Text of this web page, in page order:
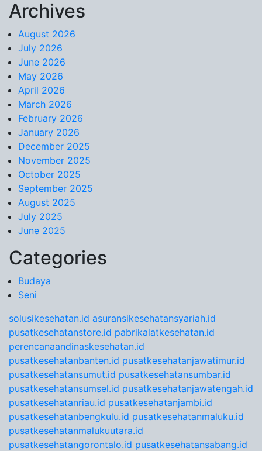
Skip to content
Archives
August 2026
July 2026
June 2026
May 2026
April 2026
March 2026
February 2026
January 2026
December 2025
November 2025
October 2025
September 2025
August 2025
July 2025
June 2025
Categories
Budaya
Seni
solusikesehatan.id asuransikesehatansyariah.id
pusatkesehatanstore.id pabrikalatkesehatan.id
perencanaandinaskesehatan.id
pusatkesehatanbanten.id pusatkesehatanjawatimur.id
pusatkesehatansumut.id pusatkesehatansumbar.id
pusatkesehatansumsel.id pusatkesehatanjawatengah.id
pusatkesehatanriau.id pusatkesehatanjambi.id
pusatkesehatanbengkulu.id pusatkesehatanmaluku.id
pusatkesehatanmalukuutara.id
pusatkesehatangorontalo.id pusatkesehatansabang.id